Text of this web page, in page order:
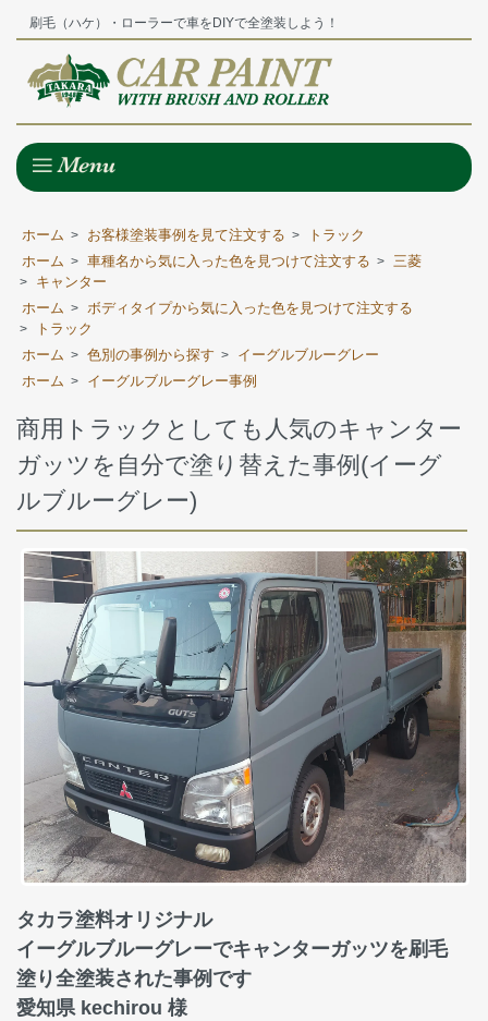
刷毛（ハケ）・ローラーで車をDIYで全塗装しよう！
ホーム > お客様塗装事例を見て注文する >
トラック
ホーム > 車種名から気に入った色を見つけて注文する > 三菱
>
キャンター
ホーム > ボディタイプから気に入った色を見つけて注文する
>
トラック
ホーム > 色別の事例から探す >
イーグルブルーグレー
ホーム > イーグルブルーグレー事例
商用トラックとしても人気のキャンター
ガッツを自分で塗り替えた事例(イーグ
ルブルーグレー)
タカラ塗料オリジナル
イーグルブルーグレーでキャンターガッツを刷毛
塗り全塗装された事例です
愛知県 kechirou 様